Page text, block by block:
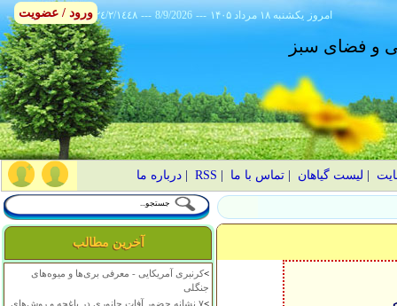
٢٤/٢/١٤٤٨ --- 8/9/2026 --- ۱۴۰۵ يکشنبه ۱۸ مرداد امروز
و فضای سبز
لیست گیاهان |تماس با ما RSS
|درباره ما
آخرین مطالب
>کرنبری آمریکایی - معرفی بری‌ها و میوه‌های
جنگلی
>
۷ نشانه حضور آفات جانوری در باغچه و روش‌های
ورود / عضویت